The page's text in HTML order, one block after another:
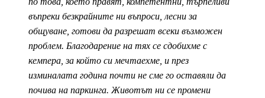
въпреки безкрайните ни въпроси, лесни за
общуване, готови да разрешат всеки възможен
проблем. Благодарение на тях се сдобихме с
кемпера, за който си мечтаехме, и през
изминалата година почти не сме го оставяли да
почива на паркинга. Животът ни се промени